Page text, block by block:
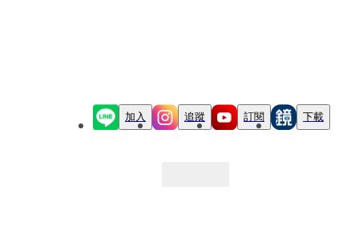
加入 追蹤 訂閱 下載